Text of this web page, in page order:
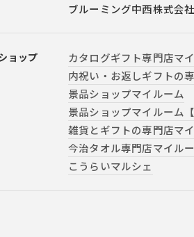
ブルーミング中西株式会
ョップ
カタログギフト専門店マ
内祝い・お返しギフトの
景品ショップマイルーム
景品ショップマイルーム【
雑貨とギフトの専門店マ
今治タオル専門店マイル
こうらいマルシェ